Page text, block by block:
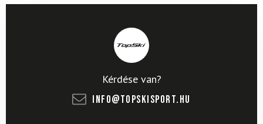
Kérdése van?
info@topskisport.hu